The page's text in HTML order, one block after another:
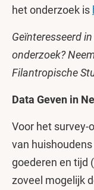
het onderzoek is
Geïnteresseerd
onderzoek?
Filantropische
Data Geven in
Voor het survey-
van
goederen en tijd
zoveel mogelijk